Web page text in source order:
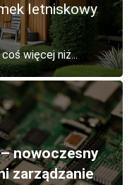
letniskowy
więcej niż...
nowoczesny
zarządzanie